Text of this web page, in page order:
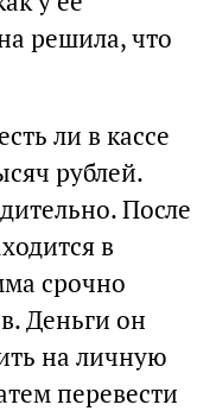
решила, что
ли в кассе
рублей.
После
в
срочно
Деньги он
на личную
перевести